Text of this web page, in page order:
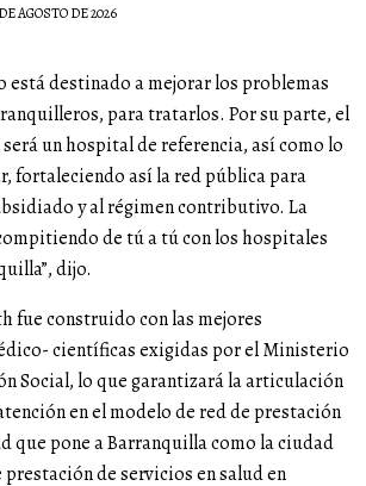
AGOSTO DE 2026
está destinado a mejorar los problemas
para tratarlos. Por su parte, el
un hospital de referencia, así como lo
fortaleciendo así la red pública para
y al régimen contributivo. La
de tú a tú con los hospitales
dijo.
fue construido con las mejores
científicas exigidas por el Ministerio
Social, lo que garantizará la articulación
en el modelo de red de prestación
que pone a Barranquilla como la ciudad
de servicios en salud en